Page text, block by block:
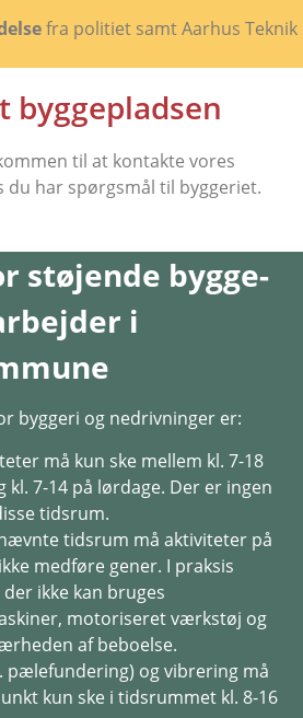
fra politiet samt Aarhus Teknik
byggepladsen
til at kontakte vores
du har spørgsmål til byggeriet.
støjende bygge-
i
byggeri og nedrivninger er:
må kun ske mellem kl. 7-18
kl. 7-14 på lørdage. Der er ingen
tidsrum.
tidsrum må aktiviteter på
medføre gener. I praksis
ikke kan bruges
motoriseret værkstøj og
af beboelse.
pælefundering) og vibrering må
kun ske i tidsrummet kl. 8-16